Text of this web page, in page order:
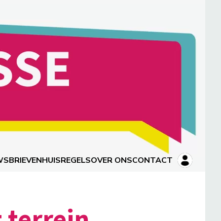
HUISREGELSOVER ONSCONTACT